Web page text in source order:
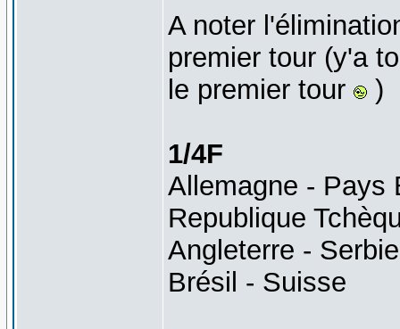
A noter
premier tour (y'a
le premier tour
)
1/4F
Allemagne - Pays
Republique
Angleterre -
Brésil - Suisse